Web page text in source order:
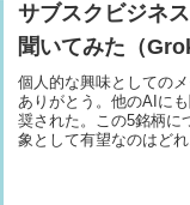
サブスクビジネ
聞いてみた（
個人的な興味としての
ありがとう。他のAIに
奨された。この5銘柄に
象として有望なのはどれ